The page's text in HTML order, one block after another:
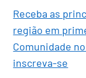
Receba as
região em
Comunidade
inscreva-se